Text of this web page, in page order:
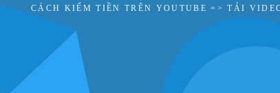
CÁCH KIẾM TIỀN TRÊN YOUTUBE => TẢI